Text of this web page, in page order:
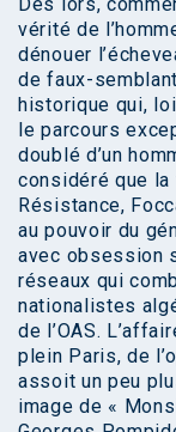
vérité de
dénouer
de faux-
historique qui,
le parcours
doublé d’un
considéré que
Résistance,
au pouvoir du
avec obsession
réseaux qui
nationalistes
de l’OAS.
plein Paris, de
assoit un peu
image de «